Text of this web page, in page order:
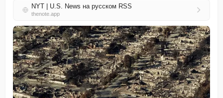
NYT | U.S. News на русском RSS
thenote.app